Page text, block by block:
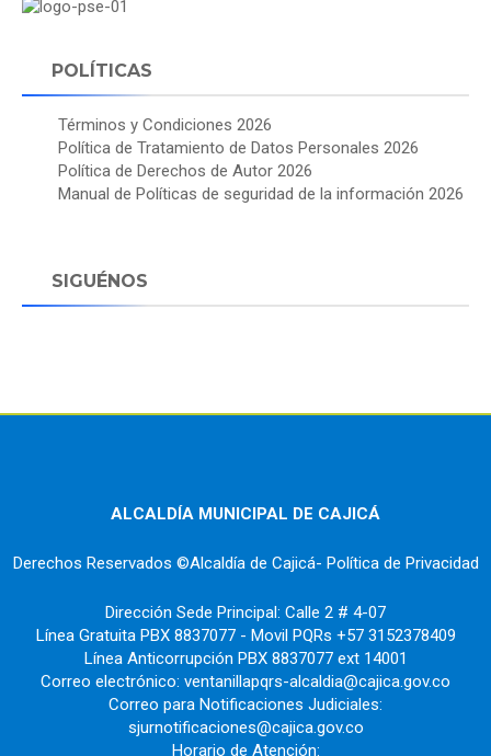
POLÍTICAS
Términos y Condiciones 2026
Política de Tratamiento de Datos Personales 2026
Política de Derechos de Autor 2026
Manual de Políticas de seguridad de la información 2026
SIGUÉNOS
ALCALDÍA MUNICIPAL DE CAJICÁ
Derechos Reservados ©Alcaldía de Cajicá- Política de Privacidad
Dirección Sede Principal: Calle 2 # 4-07
Línea Gratuita PBX 8837077 - Movil PQRs +57 3152378409
Línea Anticorrupción PBX 8837077 ext 14001
Correo electrónico: ventanillapqrs-alcaldia@cajica.gov.co
Correo para Notificaciones Judiciales:
sjurnotificaciones@cajica.gov.co
Horario de Atención: